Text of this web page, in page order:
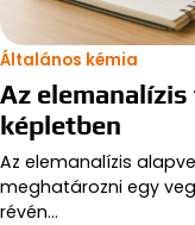
Általános kémia
Az
képletben
Az elemanalízis
meghatározni egy
révén…